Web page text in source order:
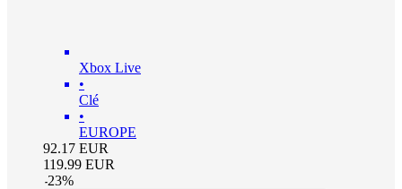
Xbox Live
•
Clé
•
EUROPE
92.17 EUR
119.99 EUR
-23%